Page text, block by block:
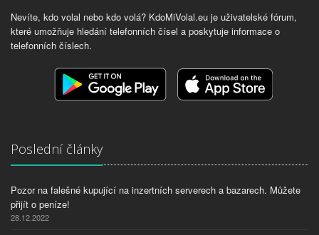
Nevíte, kdo volal nebo kdo volá? KdoMiVolal.eu je uživatelské fórum,
které umožňuje hledání telefonních čísel a poskytuje informace o
telefonních číslech.
Poslední články
Pozor na falešné kupující na inzertních serverech a bazarech. Můžete
přijít o peníze!
28.12.2022